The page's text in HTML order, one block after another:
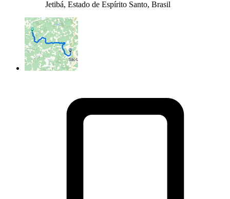
Jetibá, Estado de Espírito Santo, Brasil